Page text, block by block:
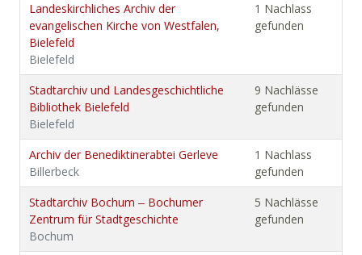
Landeskirchliches Archiv der
evangelischen Kirche von Westfalen,
Bielefeld
Bielefeld
1 Nachlass
gefunden
Stadtarchiv und Landesgeschichtliche
Bibliothek Bielefeld
Bielefeld
9 Nachlässe
gefunden
Archiv der Benediktinerabtei Gerleve
Billerbeck
1 Nachlass
gefunden
Stadtarchiv Bochum ‒ Bochumer
Zentrum für Stadtgeschichte
Bochum
5 Nachlässe
gefunden